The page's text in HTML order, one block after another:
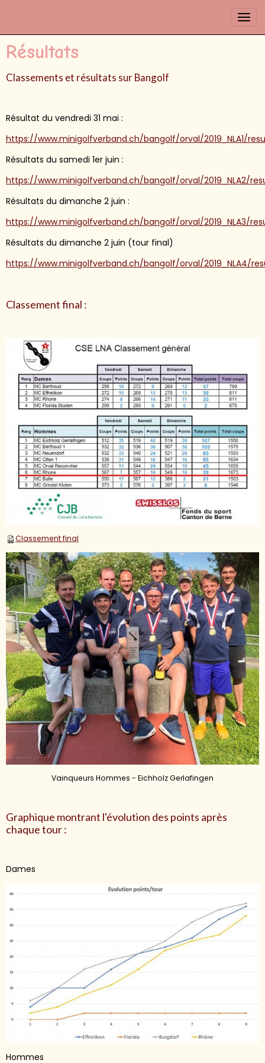
Résultats
Classements et résultats sur Bangolf
Résultat du vendredi 31 mai :
https://www.minigolfverband.ch/bangolf/orval/2019_NLA1/
Résultats du samedi 1er juin :
https://www.minigolfverband.ch/bangolf/orval/2019_NLA2/
Résultats du dimanche 2 juin :
https://www.minigolfverband.ch/bangolf/orval/2019_NLA3/
Résultats du dimanche 2 juin (tour final)
https://www.minigolfverband.ch/bangolf/orval/2019_NLA4/
Classement final :
Classement final
Vainqueurs Hommes - Eichholz Gerlafingen
Graphique montrant l'évolution des points après
chaque tour :
Dames
Hommes